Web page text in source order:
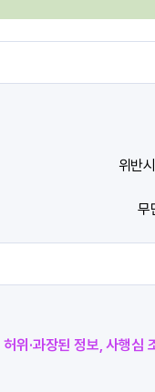
위반
무
허위·과장된 정보, 사행심